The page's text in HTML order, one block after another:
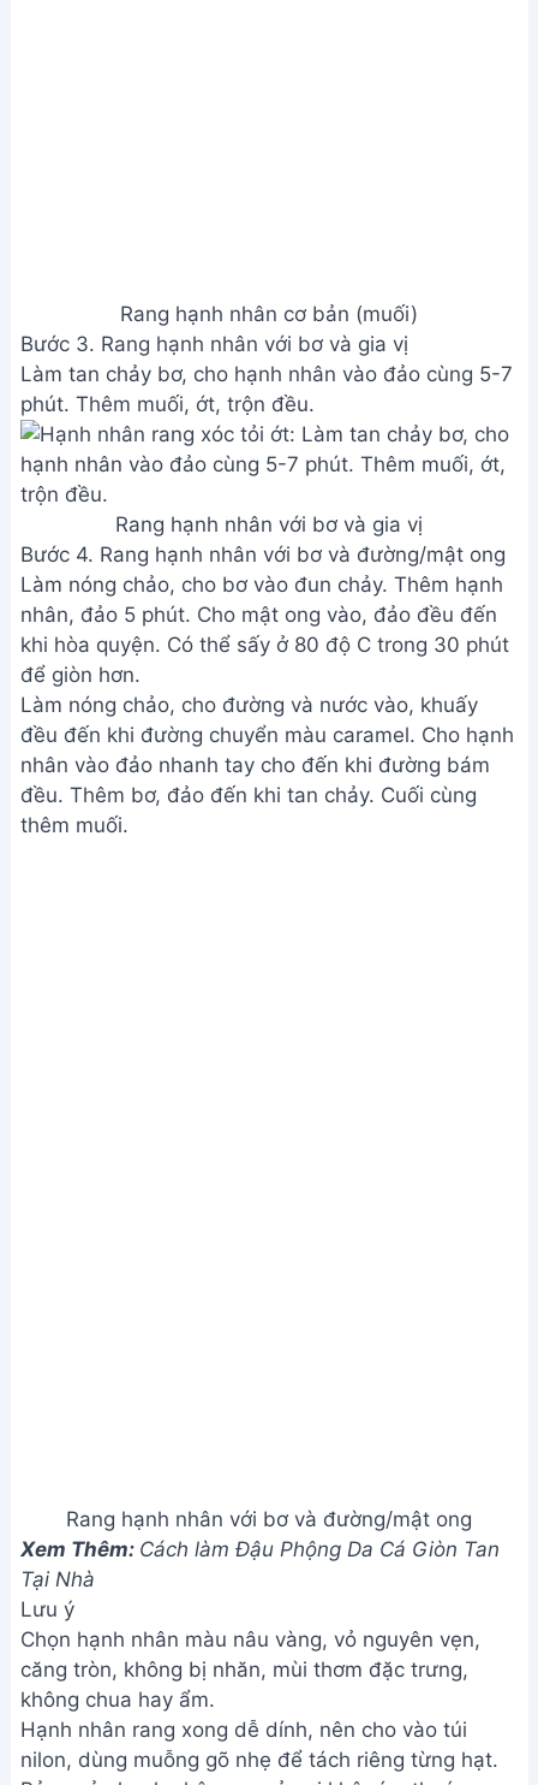
Rang hạnh nhân cơ bản (muối)
Bước 3. Rang hạnh nhân với bơ và gia vị
Làm tan chảy bơ, cho hạnh nhân vào đảo cùng 5-7
phút. Thêm muối, ớt, trộn đều.
Rang hạnh nhân với bơ và gia vị
Bước 4. Rang hạnh nhân với bơ và đường/mật ong
Làm nóng chảo, cho bơ vào đun chảy. Thêm hạnh
nhân, đảo 5 phút. Cho mật ong vào, đảo đều đến
khi hòa quyện. Có thể sấy ở 80 độ C trong 30 phút
để giòn hơn.
Làm nóng chảo, cho đường và nước vào, khuấy
đều đến khi đường chuyển màu caramel. Cho hạnh
nhân vào đảo nhanh tay cho đến khi đường bám
đều. Thêm bơ, đảo đến khi tan chảy. Cuối cùng
thêm muối.
Rang hạnh nhân với bơ và đường/mật ong
Xem Thêm: Cách làm Đậu Phộng Da Cá Giòn Tan
Tại Nhà
Lưu ý
Chọn hạnh nhân màu nâu vàng, vỏ nguyên vẹn,
căng tròn, không bị nhăn, mùi thơm đặc trưng,
không chua hay ẩm.
Hạnh nhân rang xong dễ dính, nên cho vào túi
nilon, dùng muỗng gõ nhẹ để tách riêng từng hạt.